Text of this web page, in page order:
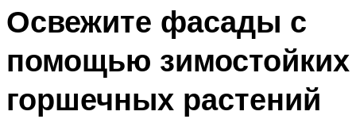
Освежите фасады с
помощью зимостойких
горшечных растений